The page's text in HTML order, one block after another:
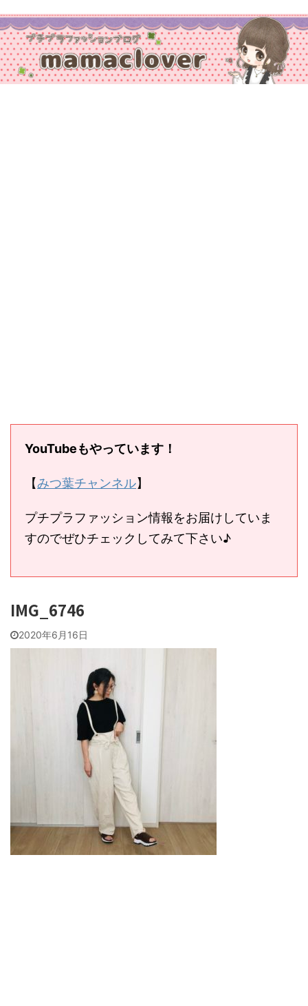
YouTubeもやっています！
【みつ葉チャンネル】
プチプラファッション情報をお届けしていま
すのでぜひチェックしてみて下さい♪
IMG_6746
2020年6月16日